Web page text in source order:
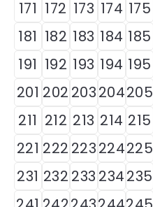
171 172 173 174 175
181 182 183 184 185
191 192 193 194 195
201 202 203204205
211 212 213 214 215
221 222 223224225
231 232 233 234235